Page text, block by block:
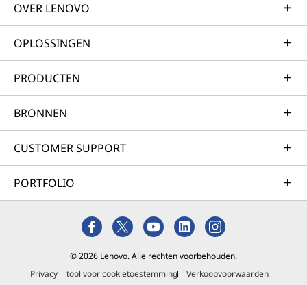
OVER LENOVO
OPLOSSINGEN
PRODUCTEN
BRONNEN
CUSTOMER SUPPORT
PORTFOLIO
© 2026 Lenovo. Alle rechten voorbehouden.
Privacy
tool voor cookietoestemming
Verkoopvoorwaarden